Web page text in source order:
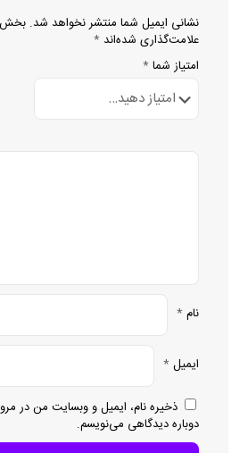
نشانی ایمیل شما منتشر نخواهد شد.
علامت‌گذاری شده‌اند *
امتیاز شما *
نام *
ایمیل *
ذخیره نام، ایمیل و وبسایت من در
دوباره دیدگاهی می‌نویسم.